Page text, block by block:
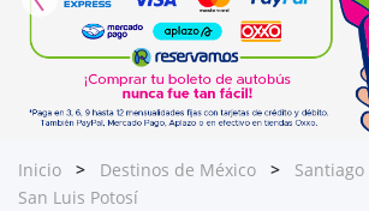
Inicio Destinos de México
San Luis Potosí